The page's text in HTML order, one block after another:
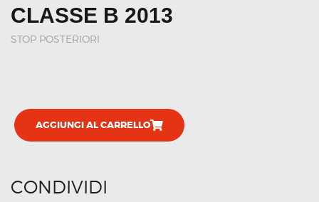
CLASSE B 2013
STOP POSTERIORI
AGGIUNGI AL CARRELLO
CONDIVIDI